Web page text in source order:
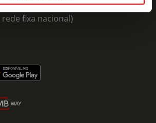
fixa nacional)